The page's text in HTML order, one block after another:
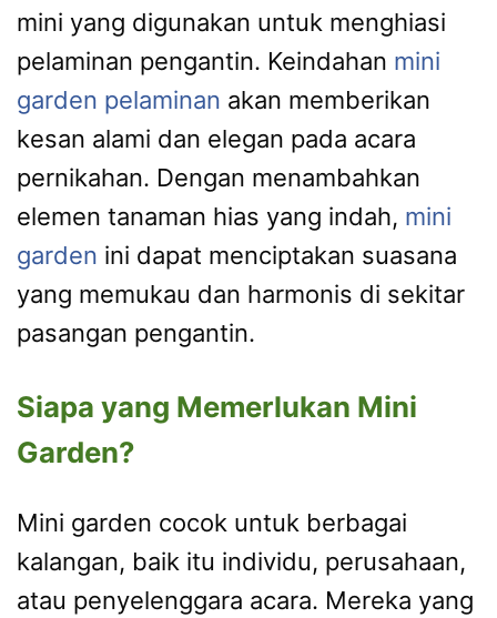
mini yang digunakan untuk menghiasi
pelaminan pengantin. Keindahan mini
garden pelaminan akan memberikan
kesan alami dan elegan pada acara
pernikahan. Dengan menambahkan
elemen tanaman hias yang indah, mini
garden ini dapat menciptakan suasana
yang memukau dan harmonis di sekitar
pasangan pengantin.
Siapa yang Memerlukan Mini
Garden?
Mini garden cocok untuk berbagai
kalangan, baik itu individu, perusahaan,
atau penyelenggara acara. Mereka yang